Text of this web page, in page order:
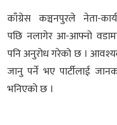
काँग्रेस कञ्चनपुरले नेता-
पछि नलागेर आ-आफ्नो
पनि अनुरोध गरेको छ ।
जानु पर्ने भए पार्टीलाई
भनिएको छ ।